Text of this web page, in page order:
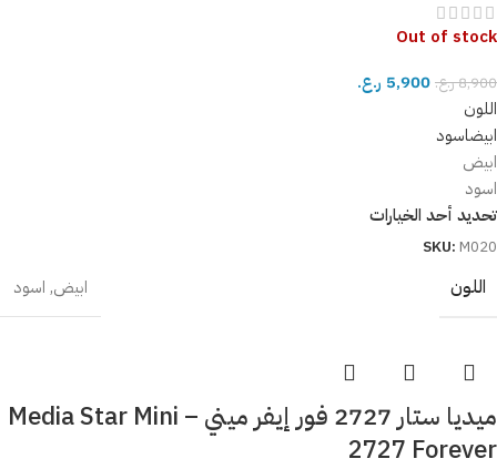
Out of stock
8,900ر.ع.5,900 ر.ع.
اللون
ابيضاسود
ابيض
اسود
تحديد أحد الخيارات
SKU:M020
اللون ابيض, اسود
ميديا ستار 2727 فور إيفر ميني – Media Star Mini
2727 Forever